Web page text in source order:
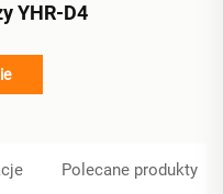
YHR-D4
Polecane produkty